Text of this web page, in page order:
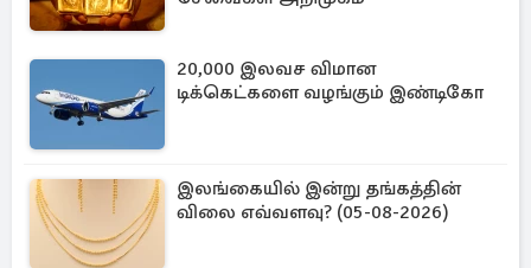
20,000 இலவச விமான
டிக்கெட்களை வழங்கும் இண்டிகோ
இலங்கையில் இன்று தங்கத்தின்
விலை எவ்வளவு? (05-08-2026)